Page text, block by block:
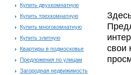
Купить двухкомнатную
Купить трехкомнатную
Купить многокомнатную
Купить элитную
Квартиры в подмосковье
Предложения по улицам
Загородная недвижимость
свои